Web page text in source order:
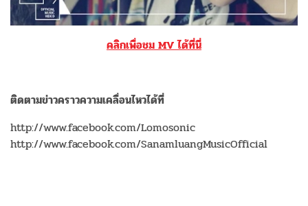
คลิกเพื่อชม MV ได้ที่นี่
ติดตามข่าวคราวความเคลื่อนไหวได้ที่
http://www.facebook.com/Lomosonic
http://www.facebook.com/SanamluangMusicOfficial